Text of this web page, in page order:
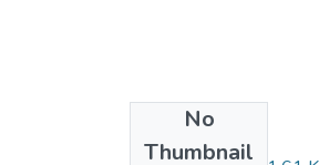
No
Thumbnail